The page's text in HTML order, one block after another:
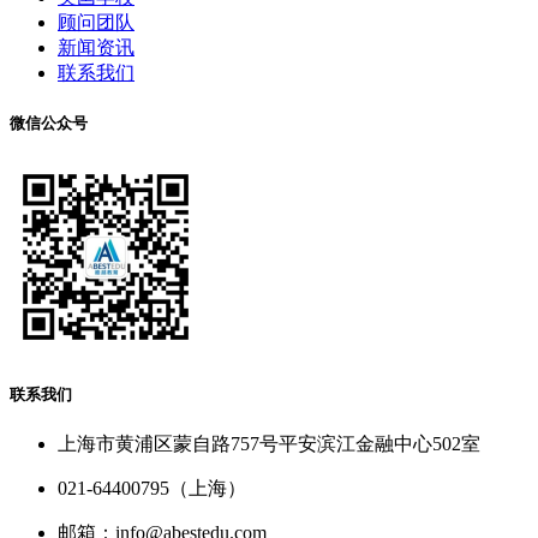
顾问团队
新闻资讯
联系我们
微信公众号
联系我们
上海市黄浦区蒙自路757号平安滨江金融中心502室
021-64400795（上海）
邮箱：info@abestedu.com